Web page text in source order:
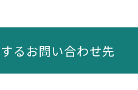
るお問い合わせ先